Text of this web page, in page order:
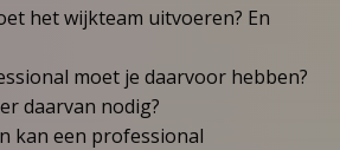
het wijkteam uitvoeren? En
moet je daarvoor hebben?
daarvan nodig?
kan een professional